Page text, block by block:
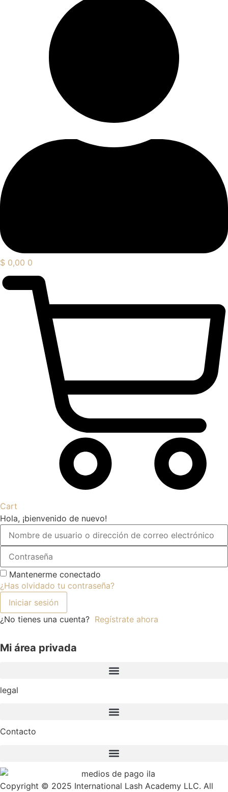
$ 0,00 0
Cart
Hola, ¡bienvenido de nuevo!
Mantenerme conectado
¿Has olvidado tu contraseña?
Iniciar sesión
¿No tienes una cuenta? Regístrate ahora
Mi área privada
legal
Contacto
Copyright © 2025 International Lash Academy LLC. All